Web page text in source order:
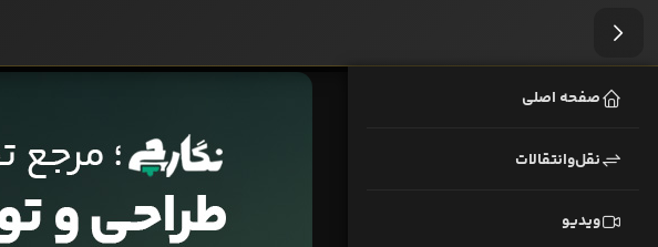
صفحه اصلی
نقل‌وانتقالات
ویدیو